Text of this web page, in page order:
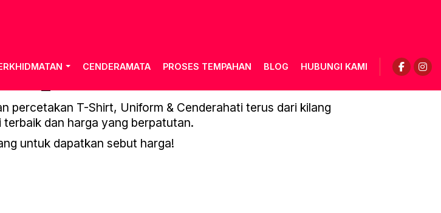
CENDERAMATA PROSES TEMPAHAN BLOG HUBUNGI KAMI
percetakan T-Shirt, Uniform & Cenderahati terus dari kilang
terbaik dan harga yang berpatutan.
untuk dapatkan sebut harga!